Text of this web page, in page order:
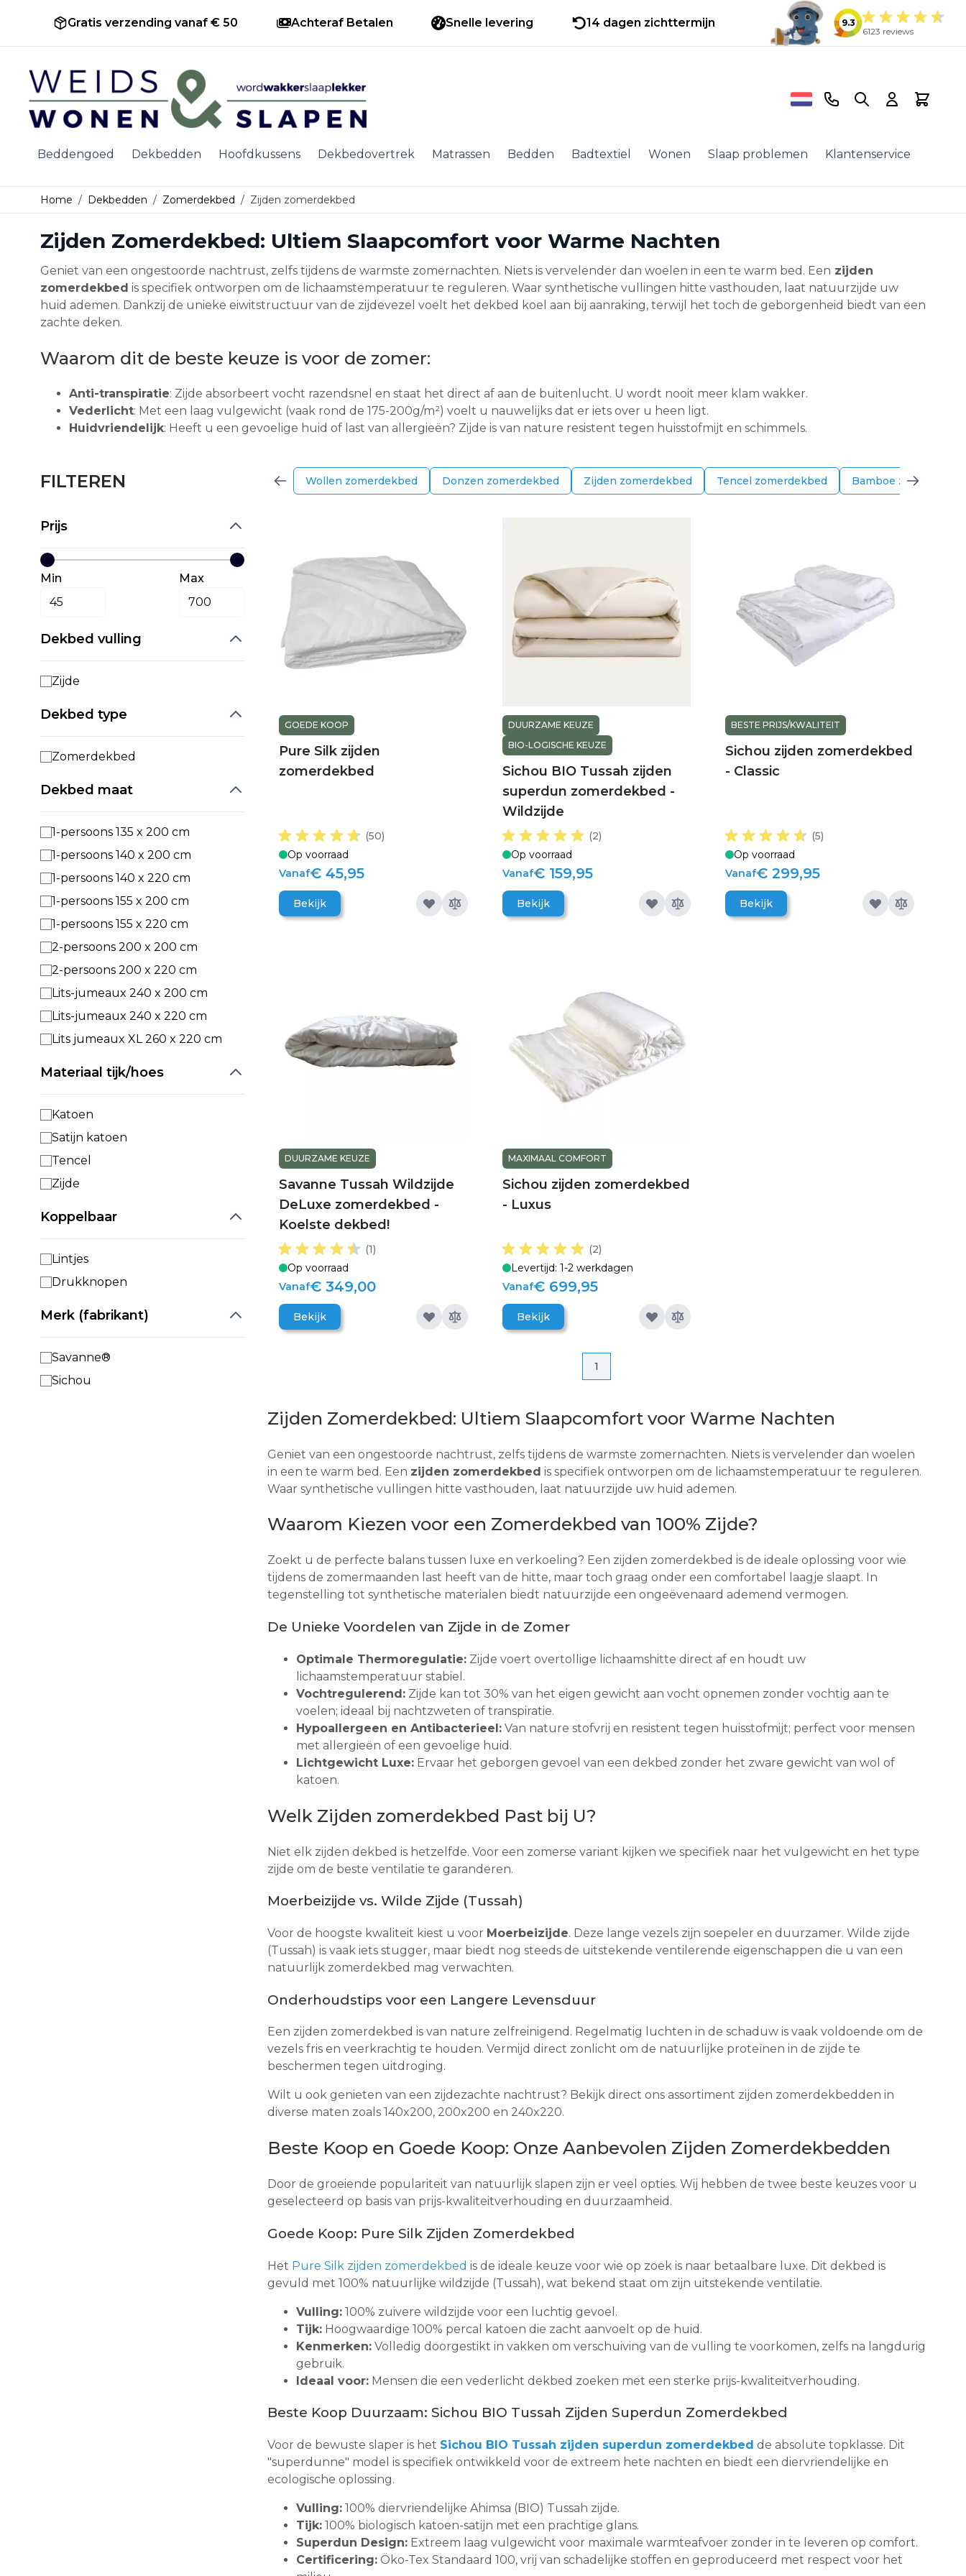
Gratis verzending vanaf € 50 Achteraf Betalen Snelle levering 14 dagen zichttermijn
9.3
6123 reviews
Ga naar de inhoud
Beddengoed Dekbedden Hoofdkussens Dekbedovertrek Matrassen Bedden Badtextiel Wonen Slaap problemen Klantenservice
Telefoonnummer
Search Cart
Home / Dekbedden / Zomerdekbed / Zijden zomerdekbed
Zijden Zomerdekbed: Ultiem Slaapcomfort voor Warme Nachten
Geniet van een ongestoorde nachtrust, zelfs tijdens de warmste zomernachten. Niets is vervelender dan woelen in een te warm bed. Een zijden
zomerdekbed is specifiek ontworpen om de lichaamstemperatuur te reguleren. Waar synthetische vullingen hitte vasthouden, laat natuurzijde uw
huid ademen. Dankzij de unieke eiwitstructuur van de zijdevezel voelt het dekbed koel aan bij aanraking, terwijl het toch de geborgenheid biedt van een
zachte deken.
Waarom dit de beste keuze is voor de zomer:
Anti-transpiratie: Zijde absorbeert vocht razendsnel en staat het direct af aan de buitenlucht. U wordt nooit meer klam wakker.
Vederlicht: Met een laag vulgewicht (vaak rond de 175-200g/m²) voelt u nauwelijks dat er iets over u heen ligt.
Huidvriendelijk: Heeft u een gevoelige huid of last van allergieën? Zijde is van nature resistent tegen huisstofmijt en schimmels.
FILTEREN
Prijs
Min Max
Dekbed vulling
Zijde
Dekbed type
Zomerdekbed
Dekbed maat
1-persoons 135 x 200 cm
1-persoons 140 x 200 cm
1-persoons 140 x 220 cm
1-persoons 155 x 200 cm
1-persoons 155 x 220 cm
2-persoons 200 x 200 cm
2-persoons 200 x 220 cm
Lits-jumeaux 240 x 200 cm
Lits-jumeaux 240 x 220 cm
Lits jumeaux XL 260 x 220 cm
Materiaal tijk/hoes
Katoen
Satijn katoen
Tencel
Zijde
Koppelbaar
Lintjes
Drukknopen
Merk (fabrikant)
Savanne®
Sichou
Wollen zomerdekbed Donzen zomerdekbed Zijden zomerdekbed Tencel zomerdekbed Bamboe
GOEDE KOOP
Pure Silk zijden
zomerdekbed
(50)
Op voorraad
Vanaf€ 45,95
Bekijk
DUURZAME KEUZE
BIO-LOGISCHE KEUZE
Sichou BIO Tussah zijden
superdun zomerdekbed -
Wildzijde
(2)
Op voorraad
Vanaf€ 159,95
Bekijk
BESTE PRIJS/KWALITEIT
Sichou zijden zomerdekbed
- Classic
(5)
Op voorraad
Vanaf€ 299,95
Bekijk
DUURZAME KEUZE
Savanne Tussah Wildzijde
DeLuxe zomerdekbed -
Koelste dekbed!
(1)
Op voorraad
Vanaf€ 349,00
Bekijk
MAXIMAAL COMFORT
Sichou zijden zomerdekbed
- Luxus
(2)
Levertijd: 1-2 werkdagen
Vanaf€ 699,95
Bekijk
Pagina
Pagina
1
Zijden Zomerdekbed: Ultiem Slaapcomfort voor Warme Nachten
Geniet van een ongestoorde nachtrust, zelfs tijdens de warmste zomernachten. Niets is vervelender dan woelen
in een te warm bed. Een zijden zomerdekbed is specifiek ontworpen om de lichaamstemperatuur te reguleren.
Waar synthetische vullingen hitte vasthouden, laat natuurzijde uw huid ademen.
Waarom Kiezen voor een Zomerdekbed van 100% Zijde?
Zoekt u de perfecte balans tussen luxe en verkoeling? Een zijden zomerdekbed is de ideale oplossing voor wie
tijdens de zomermaanden last heeft van de hitte, maar toch graag onder een comfortabel laagje slaapt. In
tegenstelling tot synthetische materialen biedt natuurzijde een ongeëvenaard ademend vermogen.
De Unieke Voordelen van Zijde in de Zomer
Optimale Thermoregulatie: Zijde voert overtollige lichaamshitte direct af en houdt uw
lichaamstemperatuur stabiel.
Vochtregulerend: Zijde kan tot 30% van het eigen gewicht aan vocht opnemen zonder vochtig aan te
voelen; ideaal bij nachtzweten of transpiratie.
Hypoallergeen en Antibacterieel: Van nature stofvrij en resistent tegen huisstofmijt; perfect voor mensen
met allergieën of een gevoelige huid.
Lichtgewicht Luxe: Ervaar het geborgen gevoel van een dekbed zonder het zware gewicht van wol of
katoen.
Welk Zijden zomerdekbed Past bij U?
Niet elk zijden dekbed is hetzelfde. Voor een zomerse variant kijken we specifiek naar het vulgewicht en het type
zijde om de beste ventilatie te garanderen.
Moerbeizijde vs. Wilde Zijde (Tussah)
Voor de hoogste kwaliteit kiest u voor Moerbeizijde. Deze lange vezels zijn soepeler en duurzamer. Wilde zijde
(Tussah) is vaak iets stugger, maar biedt nog steeds de uitstekende ventilerende eigenschappen die u van een
natuurlijk zomerdekbed mag verwachten.
Onderhoudstips voor een Langere Levensduur
Een zijden zomerdekbed is van nature zelfreinigend. Regelmatig luchten in de schaduw is vaak voldoende om de
vezels fris en veerkrachtig te houden. Vermijd direct zonlicht om de natuurlijke proteïnen in de zijde te
beschermen tegen uitdroging.
Wilt u ook genieten van een zijdezachte nachtrust? Bekijk direct ons assortiment zijden zomerdekbedden in
diverse maten zoals 140x200, 200x200 en 240x220.
Beste Koop en Goede Koop: Onze Aanbevolen Zijden Zomerdekbedden
Door de groeiende populariteit van natuurlijk slapen zijn er veel opties. Wij hebben de twee beste keuzes voor u
geselecteerd op basis van prijs-kwaliteitverhouding en duurzaamheid.
Goede Koop: Pure Silk Zijden Zomerdekbed
Het Pure Silk zijden zomerdekbed is de ideale keuze voor wie op zoek is naar betaalbare luxe. Dit dekbed is
gevuld met 100% natuurlijke wildzijde (Tussah), wat bekend staat om zijn uitstekende ventilatie.
Vulling: 100% zuivere wildzijde voor een luchtig gevoel.
Tijk: Hoogwaardige 100% percal katoen die zacht aanvoelt op de huid.
Kenmerken: Volledig doorgestikt in vakken om verschuiving van de vulling te voorkomen, zelfs na langdurig
gebruik.
Ideaal voor: Mensen die een vederlicht dekbed zoeken met een sterke prijs-kwaliteitverhouding.
Beste Koop Duurzaam: Sichou BIO Tussah Zijden Superdun Zomerdekbed
Voor de bewuste slaper is het Sichou BIO Tussah zijden superdun zomerdekbed de absolute topklasse. Dit
"superdunne" model is specifiek ontwikkeld voor de extreem hete nachten en biedt een diervriendelijke en
ecologische oplossing.
Vulling: 100% diervriendelijke Ahimsa (BIO) Tussah zijde.
Tijk: 100% biologisch katoen-satijn met een prachtige glans.
Superdun Design: Extreem laag vulgewicht voor maximale warmteafvoer zonder in te leveren op comfort.
Certificering: Öko-Tex Standaard 100, vrij van schadelijke stoffen en geproduceerd met respect voor het